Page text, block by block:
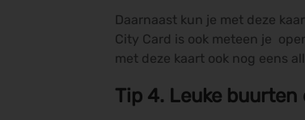
Daarnaast kun je met deze
City Card is ook meteen je
met deze kaart ook nog eens
Tip 4. Leuke